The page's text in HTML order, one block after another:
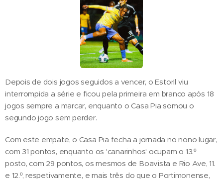
Depois de dois jogos seguidos a vencer, o Estoril viu
interrompida a série e ficou pela primeira em branco após 18
jogos sempre a marcar, enquanto o Casa Pia somou o
segundo jogo sem perder.
Com este empate, o Casa Pia fecha a jornada no nono lugar,
com 31 pontos, enquanto os 'canarinhos' ocupam o 13.º
posto, com 29 pontos, os mesmos de Boavista e Rio Ave, 11.
e 12.º, respetivamente, e mais três do que o Portimonense,